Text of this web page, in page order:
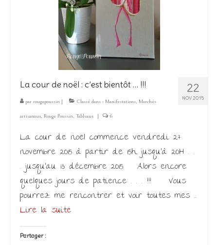
22
NOV 2015
La cour de noël : c’est bientôt … !!!
par rougepoussin | Classé dans : Manifestations, Marchés
artisanaux, Rouge Poussin, Tableaux | 6
La cour de noël commence vendredi 27
novembre 2015 à partir de 15h jusqu’à 20H . .
. jusqu’au 13 décembre 2015. Alors encore
quelques jours de patience . . . !!! Vous
pourrez me rencontrer et voir toutes mes …
Lire la suite­­
Partager :